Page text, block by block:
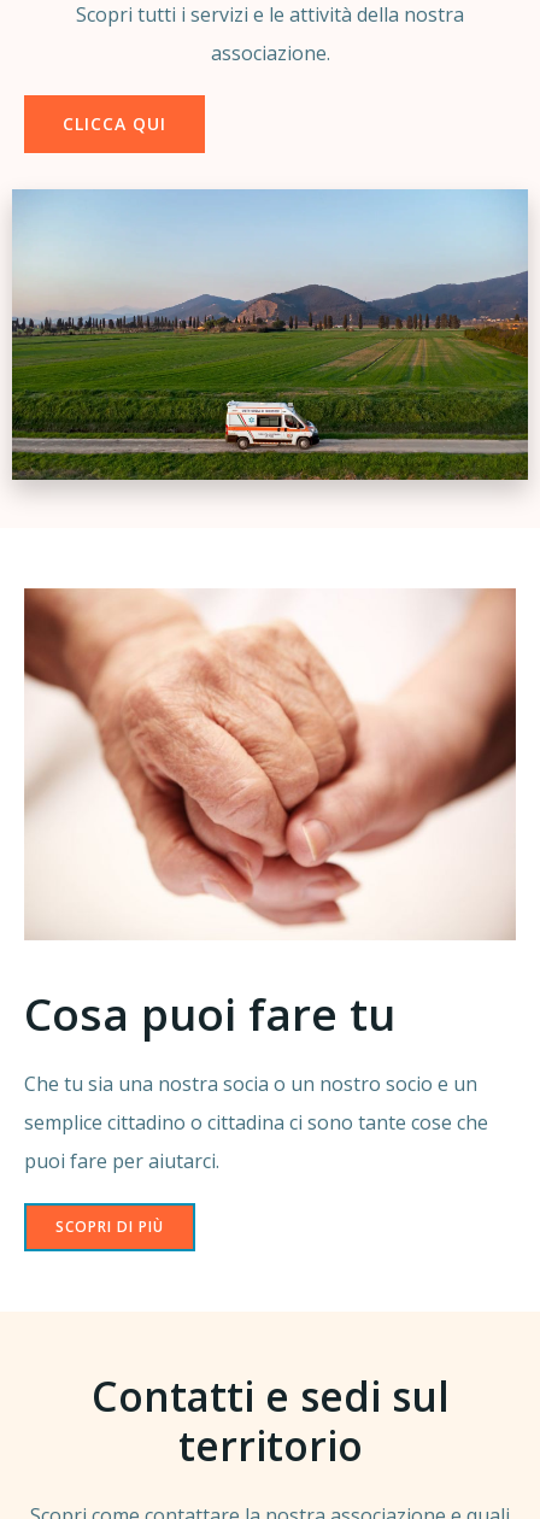
Scopri tutti i servizi e le attività della nostra
associazione.
CLICCA QUI
Cosa puoi fare tu
Che tu sia una nostra socia o un nostro socio e un
semplice cittadino o cittadina ci sono tante cose che
puoi fare per aiutarci.
SCOPRI DI PIÙ
Contatti e sedi sul
territorio